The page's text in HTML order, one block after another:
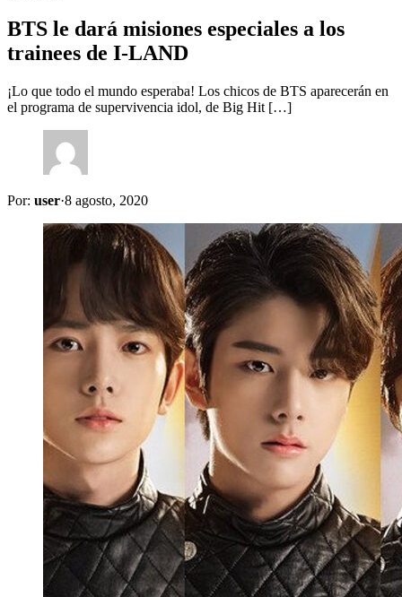
BTS le dará misiones especiales a los
trainees de I-LAND
¡Lo que todo el mundo esperaba! Los chicos de BTS aparecerán en
el programa de supervivencia idol, de Big Hit […]
Por: user·8 agosto, 2020